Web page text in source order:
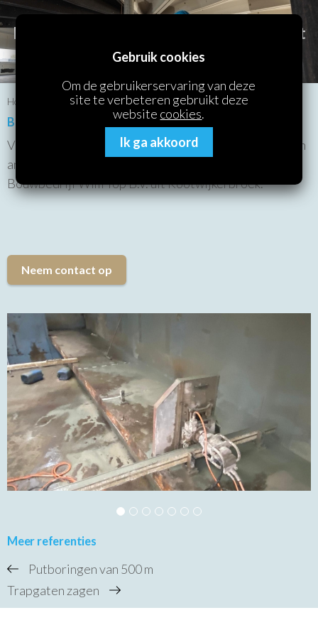
Gebruik cookies
Om de gebruikerservaring van deze
site te verbeteren gebruikt deze
website cookies.
Ik ga akkoord
Boor- en Zaagbedrijf Thomassen aan het
werk!
Home Referenties / Boor- en zaagwerk voor stalverbouwing
Boor- en zaagwerk voor stalverbouwing
Voor het verbouwen van een stal hebben wij het één en
ander geboord en gezaagd. Dit werk is in opdracht van
Bouwbedrijf Wim Top B.V. uit Kootwijkerbroek.
Neem contact op
Meer referenties
Putboringen van 500 m
Trapgaten zagen